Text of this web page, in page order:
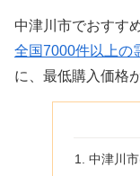
中津川市でおすす
全国7000件以上の
に、最低購入価格
中津川